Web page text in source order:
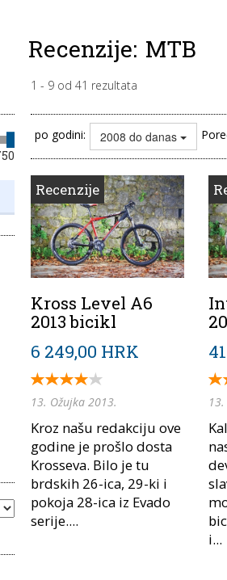
Recenzije: MTB
1 - 9 od 41 rezultata
po godini: 2008 do danas
Recenzije
Kross Level A6
2013 bicikl
6 249,00 HRK
13. Ožujka 2013.
Kroz našu redakciju ove
godine je prošlo dosta
Krosseva. Bilo je tu
brdskih 26-ica, 29-ki i
pokoja 28-ica iz Evado
serije....
i...